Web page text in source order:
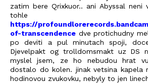
zatim bere Qrixkuor.. ani Abyssal neni
tohle
https://
of-transcendence dve protichudny
po deviti a pul minutach spoji,
Djevelpakt og trolldomsmakt uz DS
myslel jsem, ze ho nebudou hrat
dostalo do kolen. jinak vetsina kapela
hodinovou zvukovku, nebyly to jen